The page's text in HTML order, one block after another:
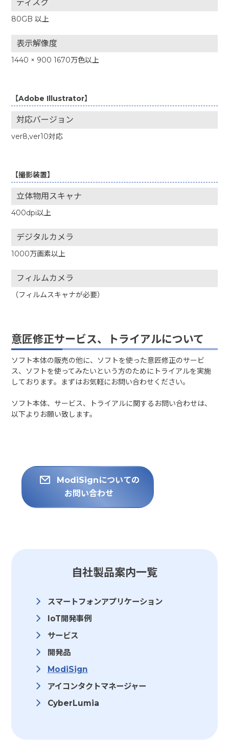
ディスク
80GB 以上
表示解像度
1440 × 900 1670万色以上
【Adobe Illustrator】
対応バージョン
ver8,ver10対応
【撮影装置】
立体物用スキャナ
400dpi以上
デジタルカメラ
1000万画素以上
フィルムカメラ
（フィルムスキャナが必要）
意匠修正サービス、トライアルについて
ソフト本体の販売の他に、ソフトを使った意匠修正のサービ
ス、ソフトを使ってみたいという方のためにトライアルを実施
しております。まずはお気軽にお問い合わせください。
ソフト本体、サービス、トライアルに関するお問い合わせは、
以下よりお願い致します。
ModiSignについての
お問い合わせ
自社製品案内一覧
スマートフォンアプリケーション
IoT開発事例
サービス
開発品
ModiSign
アイコンタクトマネージャー
CyberLumia